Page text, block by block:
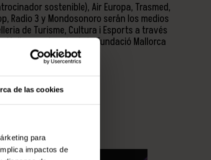
de las cookies
para
impactos de
sostenible), Air Europa, Trasmed,
Radio 3 y Mondosonoro serán los medios
de Turisme, Cultura i Esports a través
Mallorca a través de la Fundació Mallorca